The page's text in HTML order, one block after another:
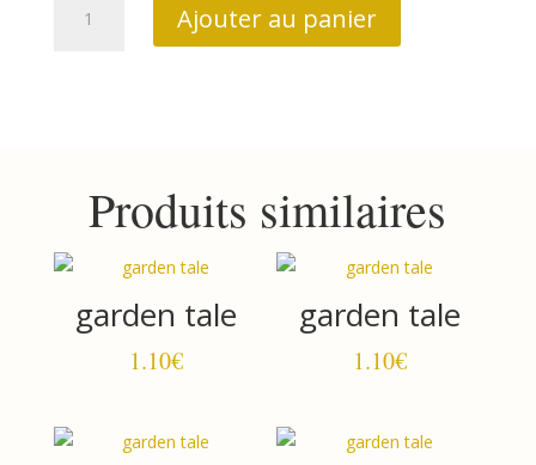
Ajouter au panier
Produits similaires
garden tale
1.10€
garden tale
1.10€